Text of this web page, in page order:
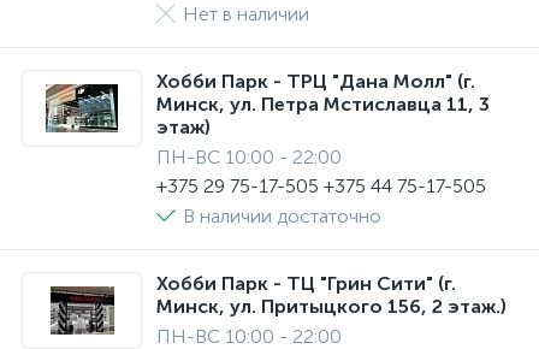
Нет в наличии
Хобби Парк - ТРЦ "Дана Молл" (г.
Минск, ул. Петра Мстиславца 11, 3
этаж)
ПН-ВС 10:00 - 22:00
+375 29 75-17-505 +375 44 75-17-505
В наличии достаточно
Хобби Парк - ТЦ "Грин Сити" (г.
Минск, ул. Притыцкого 156, 2 этаж.)
ПН-ВС 10:00 - 22:00